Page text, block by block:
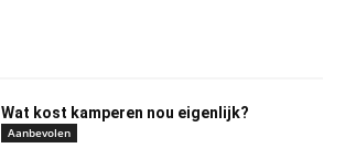
Wat kost kamperen nou eigenlijk?
Aanbevolen